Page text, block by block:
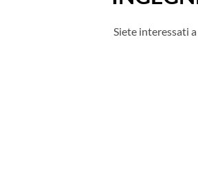
Siete interessati a